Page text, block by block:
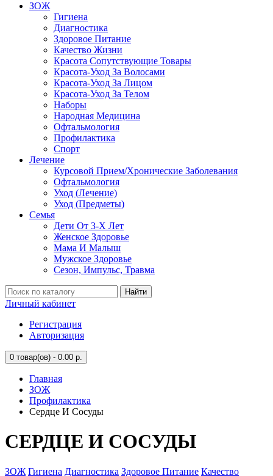
ЗОЖ
Гигиена
Диагностика
Здоровое Питание
Качество Жизни
Красота Сопутствующие Товары
Красота-Уход За Волосами
Красота-Уход За Лицом
Красота-Уход За Телом
Наборы
Народная Медицина
Офтальмология
Профилактика
Спорт
Лечение
Курсовой Прием/Хронические Заболевания
Офтальмология
Уход (Лечение)
Уход (Предметы)
Семья
Дети От 3-Х Лет
Женское Здоровье
Мама И Малыш
Мужское Здоровье
Сезон, Импульс, Травма
Найти
Личный кабинет
Регистрация
Авторизация
0 товар(ов) - 0.00 р.
Главная
ЗОЖ
Профилактика
Сердце И Сосуды
СЕРДЦЕ И СОСУДЫ
ЗОЖ Гигиена Диагностика Здоровое Питание Качество